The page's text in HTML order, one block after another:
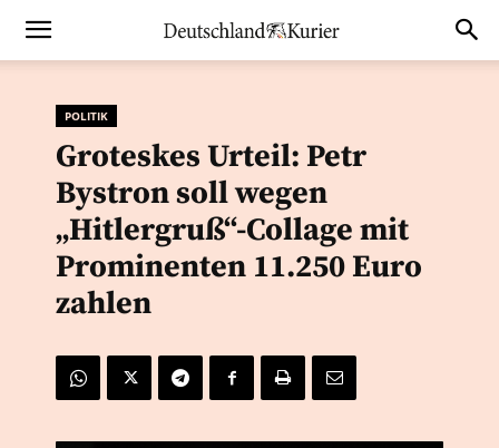
POLITIK
Groteskes Urteil: Petr
Bystron soll wegen
„Hitlergruß“-Collage mit
Prominenten 11.250 Euro
zahlen